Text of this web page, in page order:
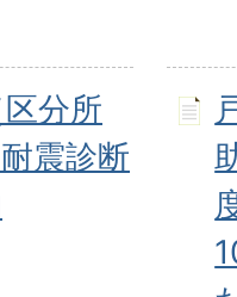
分所
震診断